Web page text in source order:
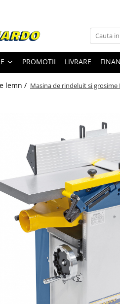
si
taiere
PROMOTII LIVRARE
lemn / Masina de rindeluit si grosime